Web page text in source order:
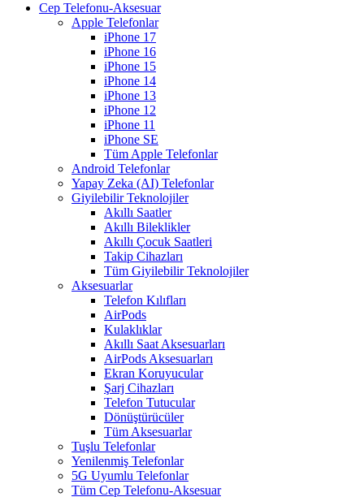
Cep Telefonu-Aksesuar
Apple Telefonlar
iPhone 17
iPhone 16
iPhone 15
iPhone 14
iPhone 13
iPhone 12
iPhone 11
iPhone SE
Tüm Apple Telefonlar
Android Telefonlar
Yapay Zeka (AI) Telefonlar
Giyilebilir Teknolojiler
Akıllı Saatler
Akıllı Bileklikler
Akıllı Çocuk Saatleri
Takip Cihazları
Tüm Giyilebilir Teknolojiler
Aksesuarlar
Telefon Kılıfları
AirPods
Kulaklıklar
Akıllı Saat Aksesuarları
AirPods Aksesuarları
Ekran Koruyucular
Şarj Cihazları
Telefon Tutucular
Dönüştürücüler
Tüm Aksesuarlar
Tuşlu Telefonlar
Yenilenmiş Telefonlar
5G Uyumlu Telefonlar
Tüm Cep Telefonu-Aksesuar